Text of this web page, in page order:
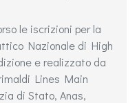
le iscrizioni per la
Nazionale di High
e realizzato da
Lines Main
di Stato, Anas,